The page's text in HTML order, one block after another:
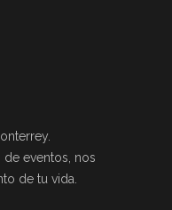
eventos, nos
de tu vida.